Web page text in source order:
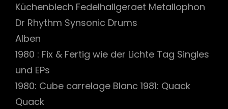
Küchenblech Fedelhallgeraet Metallophon
Dr Rhythm Synsonic Drums
Alben
1980 : Fix & Fertig wie der Lichte Tag Singles
und EPs
1980: Cube carrelage Blanc 1981: Quack
Quack